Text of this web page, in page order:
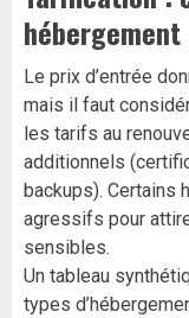
hébergement
Le prix d’entrée
mais il faut
les tarifs au
additionnels
backups). Certains
agressifs pour
sensibles.
Un tableau
types